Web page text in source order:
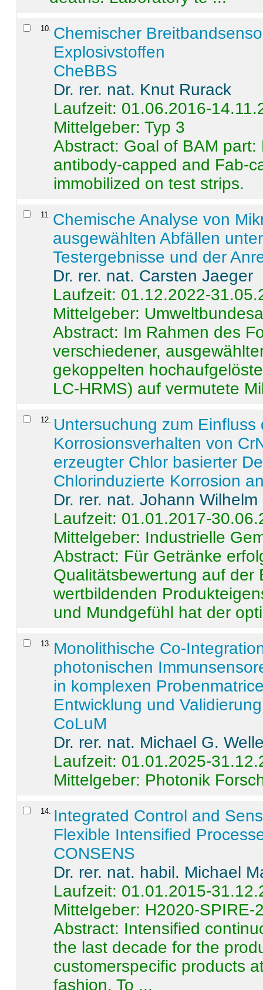
10 Chemischer
Explosivstoffen
CheBBS
Dr. rer. nat. Knut Rurack
Laufzeit: 01.06.2016-
Mittelgeber: Typ 3
Abstract: Goal of BAM
antibody-capped and Fab-
immobilized on test strips.
11
Chemische Analyse von
ausgewählten Abfällen
Testergebnisse und der
Dr. rer. nat. Carsten Jaeger
Laufzeit: 01.12.2022-
Mittelgeber:
Abstract: Im Rahmen des
verschiedener,
gekoppelten
LC-HRMS) auf vermutete
12
Untersuchung zum
Korrosionsverhalten von
erzeugter Chlor basierter
Chlorinduzierte Korrosion
Dr. rer. nat. Johann
Laufzeit: 01.01.2017-
Mittelgeber: Industrielle
Abstract: Für Getränke
Qualitätsbewertung auf der
wertbildenden
und Mundgefühl hat der
13
Monolithische Co-
photonischen
in komplexen
Entwicklung und
CoLuM
Dr. rer. nat. Michael G.
Laufzeit: 01.01.2025-
Mittelgeber: Photonik
14
Integrated Control and
Flexible Intensified
CONSENS
Dr. rer. nat. habil. Michael
Laufzeit: 01.01.2015-
Mittelgeber: H2020-SPIRE-
Abstract: Intensified
the last decade for the
customerspecific products
fashion. To ...